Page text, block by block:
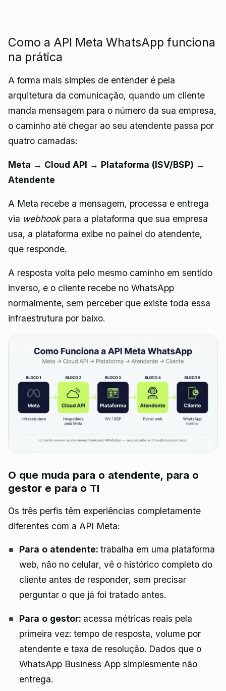
Como a API Meta WhatsApp funciona
na prática
A forma mais simples de entender é pela
arquitetura da comunicação, quando um cliente
manda mensagem para o número da sua empresa,
o caminho até chegar ao seu atendente passa por
quatro camadas:
Meta → Cloud API → Plataforma (ISV/BSP) →
Atendente
A Meta recebe a mensagem, processa e entrega
via webhookpara a plataforma que sua empresa
usa, a plataforma exibe no painel do atendente,
que responde.
A resposta volta pelo mesmo caminho em sentido
inverso, e o cliente recebe no WhatsApp
normalmente, sem perceber que existe toda essa
infraestrutura por baixo.
O que muda para o atendente, para o
gestor e para o TI
Os três perfis têm experiências completamente
diferentes com a API Meta:
Para o atendente:trabalha em uma plataforma
web, não no celular, vê o histórico completo do
cliente antes de responder, sem precisar
perguntar o que já foi tratado antes.
Para o gestor:acessa métricas reais pela
primeira vez: tempo de resposta, volume por
atendente e taxa de resolução. Dados que o
WhatsApp Business App simplesmente não
entrega.